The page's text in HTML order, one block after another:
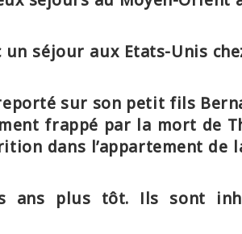
séjour aux Etats-Unis
sur son petit fils
frappé par la mort de
dans l’appartement de
ans plus tôt. Ils sont